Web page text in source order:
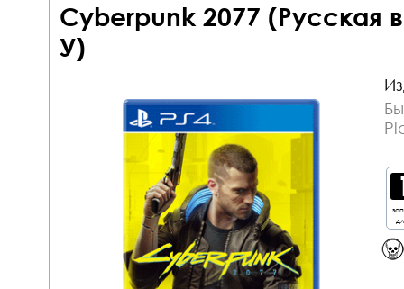
Cyberpunk 2077 (Русская
У)